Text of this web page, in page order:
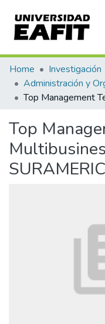
Communities &
All of DSpace
Home Investigación
Top